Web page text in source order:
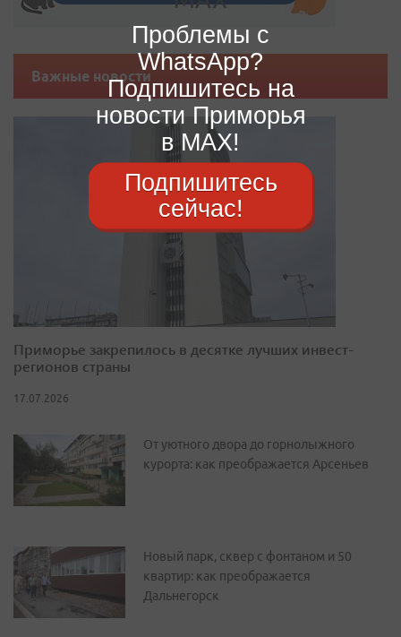
Важные новости
Приморье закрепилось в десятке лучших инвест-
регионов страны
17.07.2026
От уютного двора до горнолыжного
курорта: как преображается Арсеньев
Новый парк, сквер с фонтаном и 50
квартир: как преображается
Дальнегорск
Проблемы с
WhatsApp?
Подпишитесь на
новости Приморья
в MAX!
Подпишитесь
сейчас!